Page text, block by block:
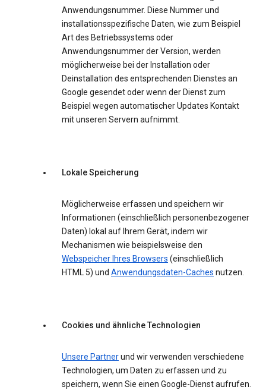
Anwendungsnummer. Diese Nummer und
installationsspezifische Daten, wie zum Beispiel
Art des Betriebssystems oder
Anwendungsnummer der Version, werden
möglicherweise bei der Installation oder
Deinstallation des entsprechenden Dienstes an
Google gesendet oder wenn der Dienst zum
Beispiel wegen automatischer Updates Kontakt
mit unseren Servern aufnimmt.
Lokale Speicherung
Möglicherweise erfassen und speichern wir
Informationen (einschließlich personenbezogener
Daten) lokal auf Ihrem Gerät, indem wir
Mechanismen wie beispielsweise den
Webspeicher Ihres Browsers (einschließlich
HTML 5) und Anwendungsdaten-Caches nutzen.
Cookies und ähnliche Technologien
Unsere Partnerund wir verwenden verschiedene
Technologien, um Daten zu erfassen und zu
speichern, wenn Sie einen Google-Dienst aufrufen.